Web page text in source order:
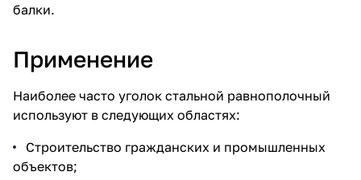
балки.
Применение
Наиболее часто уголок стальной равнополочный
используют в следующих областях:
Строительство гражданских и промышленных
объектов;